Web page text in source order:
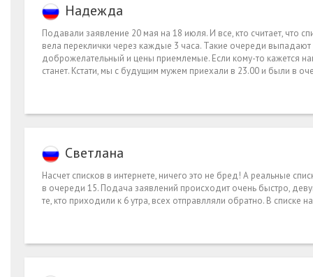
Надежда
Подавали заявление 20 мая на 18 июля. И все, кто считает, что
вела переклички через каждые 3 часа. Такие очереди
доброжелательный и цены приемлемые. Если кому-то кажется
станет. Кстати, мы с будущим мужем приехали в 23.00 и были в
Светлана
Насчет списков в интернете, ничего это не бред! А реальные
в очереди 15. Подача заявлений происходит очень быстро,
те, кто приходили к 6 утра, всех отправлляли обратно. В списке